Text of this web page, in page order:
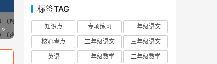
标签TAG
知识点 专项练习
一年级语文
核心考点
二年级语文
三年级语文
英语
一年级数学
二年级数学